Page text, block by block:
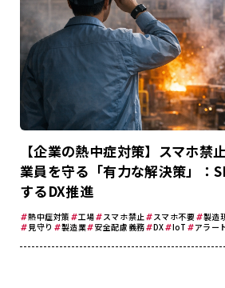
【企業の熱中症対策】スマホ禁
業員を守る「有力な解決策」：
するDX推進
熱中症対策 工場 スマホ禁止 スマホ不要 製造
見守り
製造業 安全配慮義務 DX IoT アラー